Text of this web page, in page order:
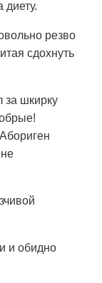
диету.
резво
сдохнуть
за шкирку
и обидно